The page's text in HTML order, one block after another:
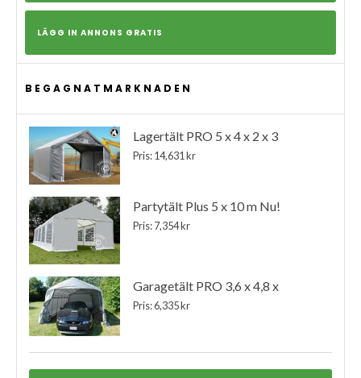
LÄGG IN ANNONS GRATIS
BEGAGNATMARKNADEN
Lagertält PRO 5 x 4 x 2 x 3
Pris: 14,631 kr
Partytält Plus 5 x 10 m Nu!
Pris: 7,354 kr
Garagetält PRO 3,6 x 4,8 x
Pris: 6,335 kr